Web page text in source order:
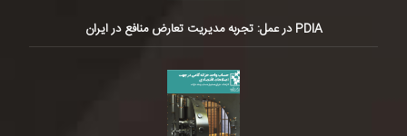
PDIA در عمل: تجربه مدیریت تعارض منافع در ایران